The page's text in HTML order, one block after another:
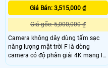
Giá Bán: 3,515,000 ₫
Giá gốc: 5,000,000 ₫
Camera không dây dùng tấm sạc
năng lượng mặt trời F là dòng
camera có độ phân giải 4K mang lại
góc nhìn rộng 135°, pin 10400mAh